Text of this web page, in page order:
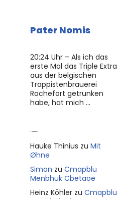
Pater Nomis
20:24 Uhr – Als ich das
erste Mal das Triple Extra
aus der belgischen
Trappistenbrauerei
Rochefort getrunken
habe, hat mich …
Hauke Thinius zu Mit
Øhne
Simon zu Cmapblu
Menbhuk Cbetaoe
Heinz Köhler zu Cmapblu